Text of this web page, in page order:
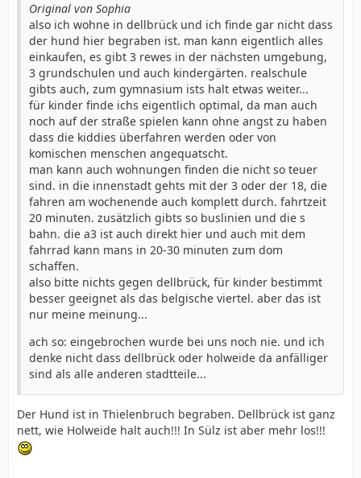
Original von Sophia
also ich wohne in dellbrück und ich finde gar nicht dass
der hund hier begraben ist. man kann eigentlich alles
einkaufen, es gibt 3 rewes in der nächsten umgebung,
3 grundschulen und auch kindergärten. realschule
gibts auch, zum gymnasium ists halt etwas weiter...
für kinder finde ichs eigentlich optimal, da man auch
noch auf der straße spielen kann ohne angst zu haben
dass die kiddies überfahren werden oder von
komischen menschen angequatscht.
man kann auch wohnungen finden die nicht so teuer
sind. in die innenstadt gehts mit der 3 oder der 18, die
fahren am wochenende auch komplett durch. fahrtzeit
20 minuten. zusätzlich gibts so buslinien und die s
bahn. die a3 ist auch direkt hier und auch mit dem
fahrrad kann mans in 20-30 minuten zum dom
schaffen.
also bitte nichts gegen dellbrück, für kinder bestimmt
besser geeignet als das belgische viertel. aber das ist
nur meine meinung...
ach so: eingebrochen wurde bei uns noch nie. und ich
denke nicht dass dellbrück oder holweide da anfälliger
sind als alle anderen stadtteile...
Der Hund ist in Thielenbruch begraben. Dellbrück ist ganz
nett, wie Holweide halt auch!!! In Sülz ist aber mehr los!!!